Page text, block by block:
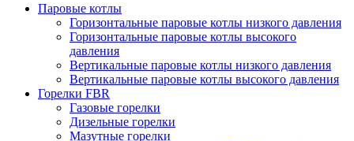
Паровые котлы
Горизонтальные паровые котлы низкого давления
Горизонтальные паровые котлы высокого
давления
Вертикальные паровые котлы низкого давления
Вертикальные паровые котлы высокого давления
Горелки FBR
Газовые горелки
Дизельные горелки
Мазутные горелки